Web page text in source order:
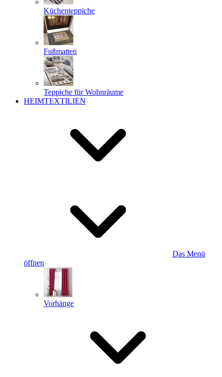
Küchenteppiche
Fußmatten
Teppiche für Wohnräume
HEIMTEXTILIEN
Das Menü
öffnen
Vorhänge